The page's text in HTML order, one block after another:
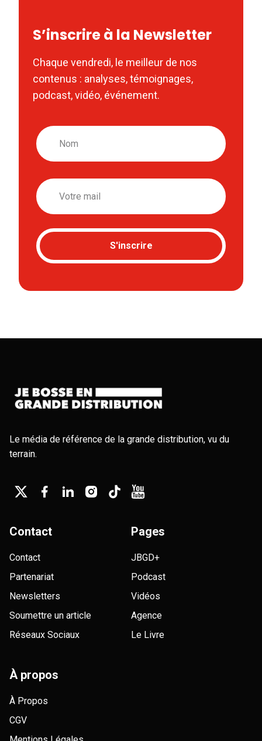
S’inscrire à la Newsletter
Chaque vendredi, le meilleur de nos
contenus : analyses, témoignages,
podcast, vidéo, événement.
Nom
Email
S'inscrire
Le média de référence de la grande distribution, vu du
terrain.
Contact
Contact
Partenariat
Newsletters
Soumettre un article
Réseaux Sociaux
Pages
JBGD+
Podcast
Vidéos
Agence
Le Livre
À propos
À Propos
CGV